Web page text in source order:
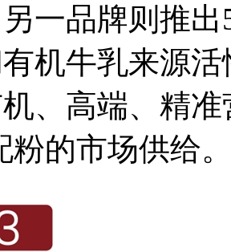
一品牌则推
机牛乳来源
、高端、精
粉的市场供给